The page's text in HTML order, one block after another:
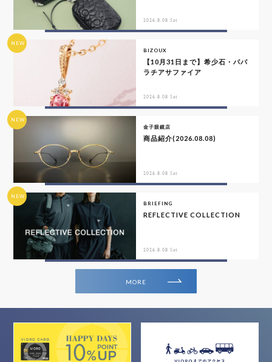
2026.8.08 Sat
NEW
BIZOUX
【10月31日まで】希少石・パパ
ラチアサファイア
2026.8.08 Sat
NEW
金子眼鏡店
商品紹介(2026.08.08)
2026.8.08 Sat
NEW
BRIEFING
REFLECTIVE COLLECTION
2026.8.08 Sat
MORE